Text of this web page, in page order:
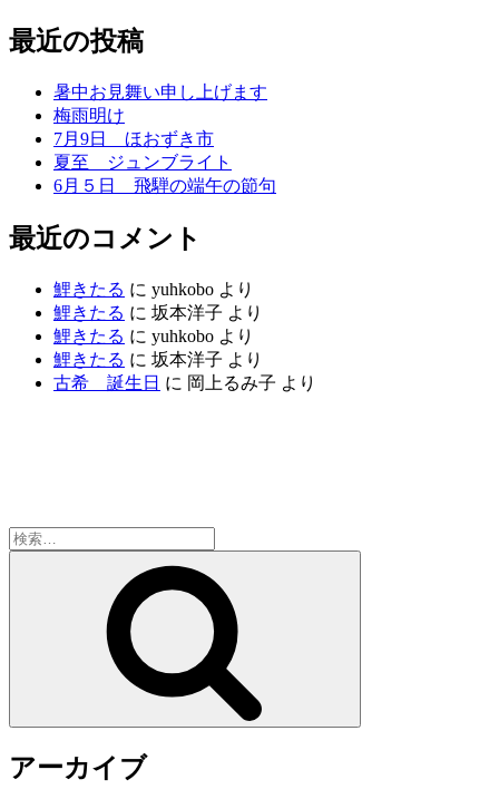
最近の投稿
暑中お見舞い申し上げます
梅雨明け
7月9日 ほおずき市
夏至 ジュンブライト
6月５日 飛騨の端午の節句
最近のコメント
鯉きたる に yuhkobo より
鯉きたる に 坂本洋子 より
鯉きたる に yuhkobo より
鯉きたる に 坂本洋子 より
古希 誕生日 に 岡上るみ子 より
検
索:
アーカイブ